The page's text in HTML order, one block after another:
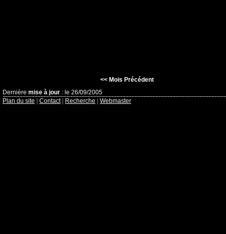
<< Mois Précédent
Dernière mise à jour : le 26/09/2005
Plan du site
Contact| Recherche Webmaster